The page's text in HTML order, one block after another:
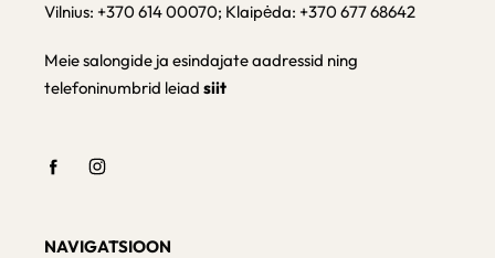
Vilnius: +370 614 00070; Klaipėda: +370 677 68642
Meie salongide ja esindajate aadressid ning
telefoninumbrid leiad siit
NAVIGATSIOON